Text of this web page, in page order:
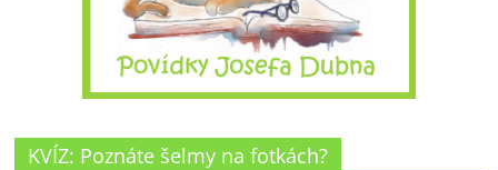
KVÍZ: Poznáte šelmy na fotkách?